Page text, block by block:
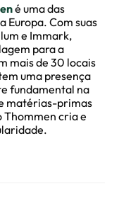
é uma das
Europa. Com suas
e Immark,
para a
mais de 30 locais
uma presença
fundamental na
matérias-primas
Thommen cria e